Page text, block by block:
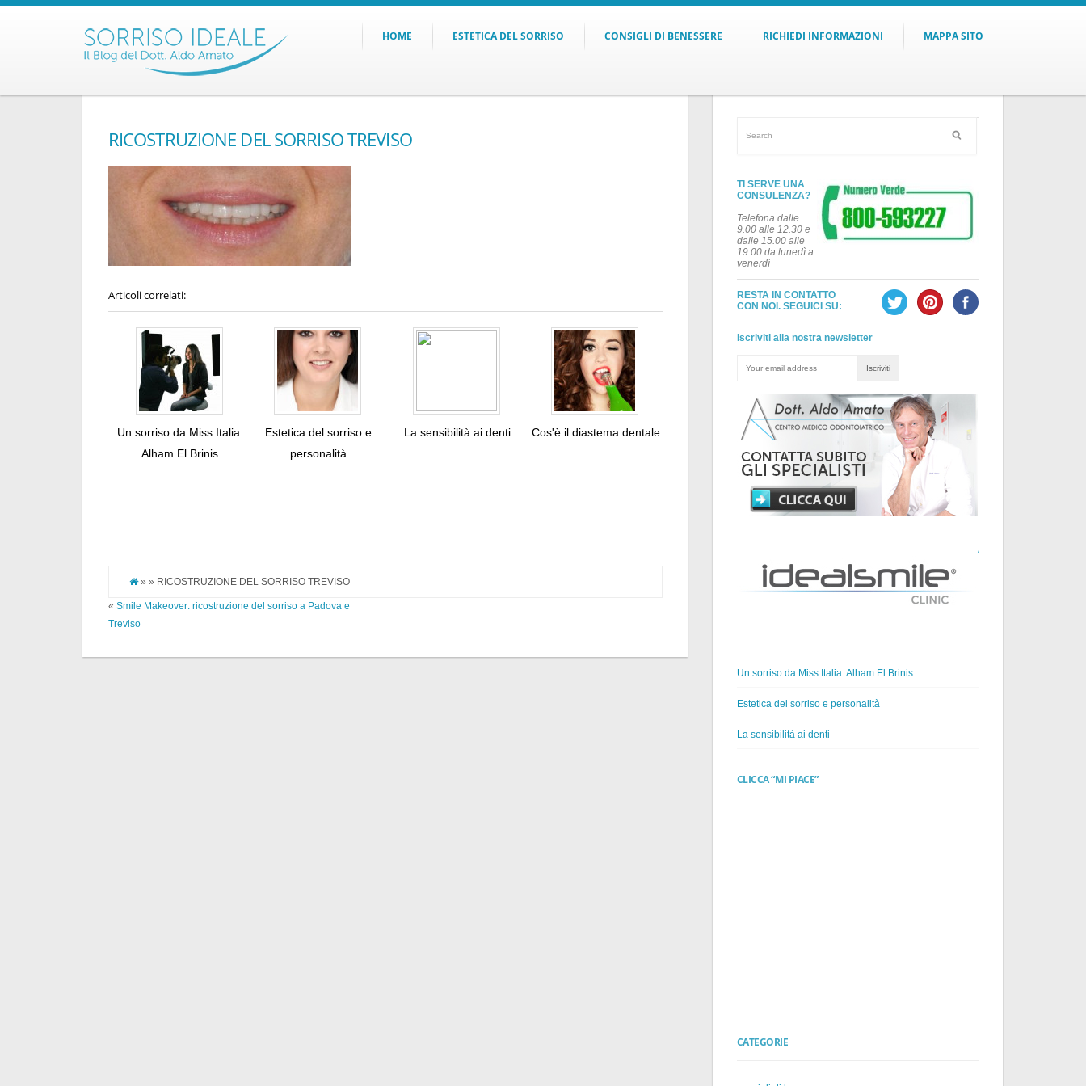
HOME ESTETICA DEL SORRISO CONSIGLI DI BENESSERE RICHIEDI INFORMAZIONI MAPPA SITO
RICOSTRUZIONE DEL SORRISO TREVISO
Articoli correlati:
Un sorriso da Miss Italia:
Alham El Brinis
Estetica del sorriso e
personalità
La sensibilità ai denti Cos'è il diastema dentale
» » RICOSTRUZIONE DEL SORRISO TREVISO
« Smile Makeover: ricostruzione del sorriso a Padova e
Treviso
TI SERVE UNA
CONSULENZA?
Telefona dalle
9.00 alle 12.30 e
dalle 15.00 alle
19.00 da lunedì a
venerdì
RESTA IN CONTATTO
CON NOI. SEGUICI SU:
Iscriviti alla nostra newsletter
ARTICOLI
Un sorriso da Miss Italia: Alham El Brinis
Estetica del sorriso e personalità
La sensibilità ai denti
CLICCA “MI PIACE”
CATEGORIE